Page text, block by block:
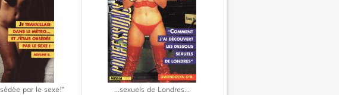
par le sexe!" ...sexuels de Londres...